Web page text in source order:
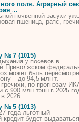
поля. Аграрный
...
почвенной засухи уже
пшеница, рапс,
№ 7 (1015)
у посевов в
Приволжском
может быть
– до 94,5 млн т.
гречихи, по прогнозам
с 900 млн тонн в 2025
2026.
№ 5 (1013)
года льготный
кредит будет выдаваться